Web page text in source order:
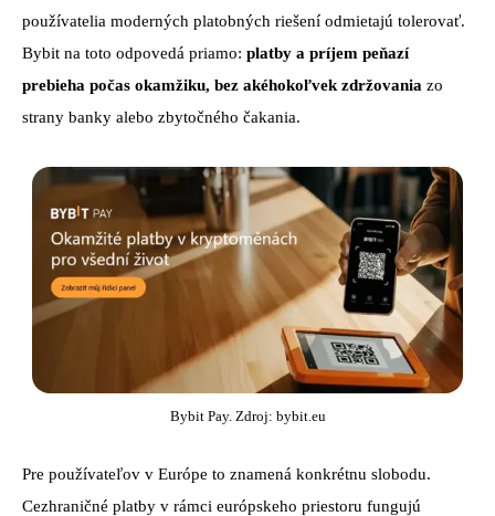
používatelia moderných platobných riešení odmietajú tolerovať.
Bybit na toto odpovedá priamo: platby a príjem peňazí
prebieha počas okamžiku, bez akéhokoľvek zdržovania zo
strany banky alebo zbytočného čakania.
Bybit Pay. Zdroj: bybit.eu
Pre používateľov v Európe to znamená konkrétnu slobodu.
Cezhraničné platby v rámci európskeho priestoru fungujú